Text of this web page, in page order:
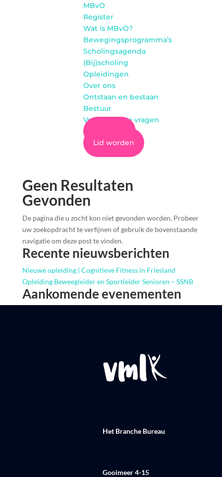
MBvO
Register
Wat is MBvO?
Bewegingsprogramma’s
Scholingsagenda
(Bij)scholing
Opleidingen
Over ons
Ontstaan en bestaan
Bestuur
Veel gestelde vragen
Lid worden
Geen Resultaten
Gevonden
De pagina die u zocht kon niet gevonden worden. Probeer
uw zoekopdracht te verfijnen of gebruik de bovenstaande
navigatie om deze post te vinden.
Recente nieuwsberichten
Nieuwe opleiding | Cognitieve Fitness in Friesland
Opleiding Beweegleider en Sportleider Senioren – SSNB
Aankomende evenementen
Het Branche Bureau
Gooimeer 4-15